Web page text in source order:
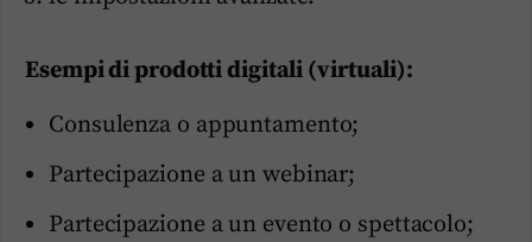
Esempi di prodotti digitali (virtuali):
Consulenza o appuntamento;
Partecipazione a un webinar;
Partecipazione a un evento o spettacolo;